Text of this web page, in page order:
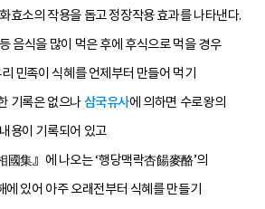
효소의 작용을 돕고 정장작용 효과를 나타낸다.
음식을 많이 먹은 후에 후식으로 먹을 경우
민족이 식혜를 언제부터 만들어 먹기
기록은 없으나삼국유사에 의하면 수로왕의
용이 기록되어 있고
國集』에 나오는 ‘행당맥락杏餳麥酪’의
에 있어 아주 오래전부터 식혜를 만들기